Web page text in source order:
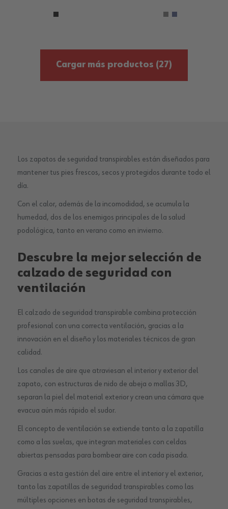
Cargar más productos (27)
Los zapatos de seguridad transpirables están diseñados para
mantener tus pies frescos, secos y protegidos durante todo el
día.
Con el calor, además de la incomodidad, se acumula la
humedad, dos de los enemigos principales de la salud
podológica, tanto en verano como en invierno.
Descubre la mejor selección de
calzado de seguridad con
ventilación
El calzado de seguridad transpirable combina protección
profesional con una correcta ventilación, gracias a la
innovación en el diseño y los materiales técnicos de gran
calidad.
Los canales de aire que atraviesan el interior y exterior del
zapato, con estructuras de nido de abeja o mallas 3D,
separan la piel del material exterior y crean una cámara que
evacua aún más rápido el sudor.
El concepto de ventilación se extiende tanto a la zapatilla
como a las suelas, que integran materiales con celdas
abiertas pensadas para bombear aire con cada pisada.
Gracias a esta gestión del aire entre el interior y el exterior,
tanto las zapatillas de seguridad transpirables como las
múltiples opciones en botas de seguridad transpirables,